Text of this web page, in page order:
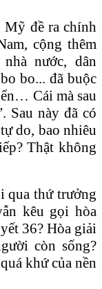
Mỹ đề ra chính
cộng thêm
nước, dân
bo... đã buộc
Cái mà sau
Sau này đã có
do, bao nhiêu
Thật không
qua thứ trưởng
kêu gọi hòa
36? Hòa giải
còn sống?
khứ của nền